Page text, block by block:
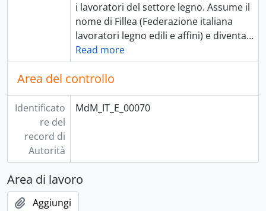
i lavoratori del settore legno. Assume il
nome di Fillea (Federazione italiana
lavoratori legno edili e affini) e diventa…
Read more
Area del controllo
Identificato
re del
record di
Autorità
MdM_IT_E_00070
Area di lavoro
Aggiungi